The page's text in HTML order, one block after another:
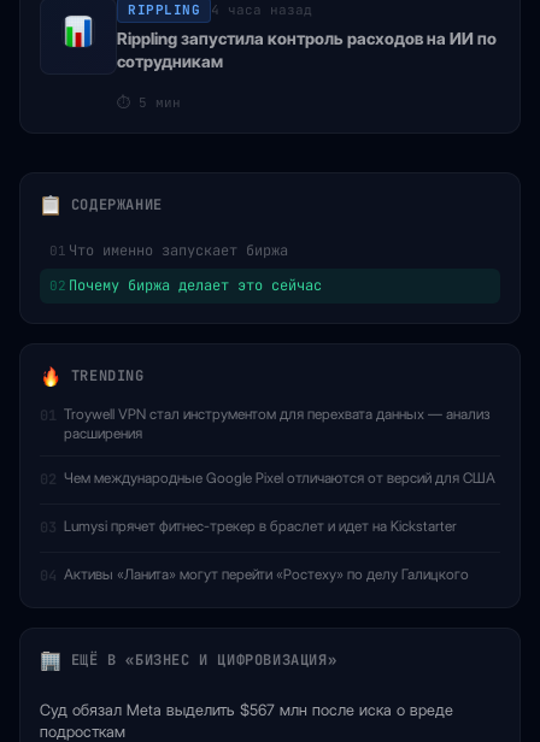
RIPPLING 4 часа назад
Rippling запустила контроль расходов на ИИ по
сотрудникам
⏱ 5 мин
СОДЕРЖАНИЕ
01 Что именно запускает биржа
02 Почему биржа делает это сейчас
TRENDING
01 Troywell VPN стал инструментом для перехвата данных — анализ
расширения
02 Чем международные Google Pixel отличаются от версий для США
03 Lumysi прячет фитнес-трекер в браслет и идет на Kickstarter
04 Активы «Ланита» могут перейти «Ростеху» по делу Галицкого
ЕЩЁ В «БИЗНЕС И ЦИФРОВИЗАЦИЯ»
Суд обязал Meta выделить $567 млн после иска о вреде
подросткам